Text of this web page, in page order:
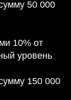
50 000
10% от
уровень
150 000